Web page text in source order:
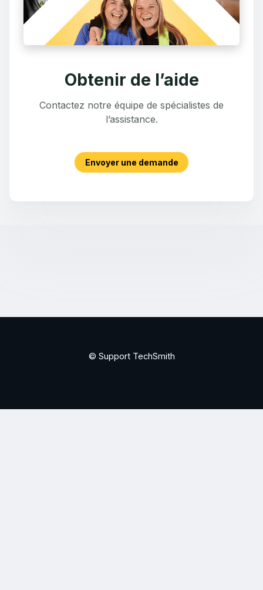
Obtenir de l’aide
Contactez notre équipe de spécialistes de
l’assistance.
Envoyer une demande
© Support TechSmith